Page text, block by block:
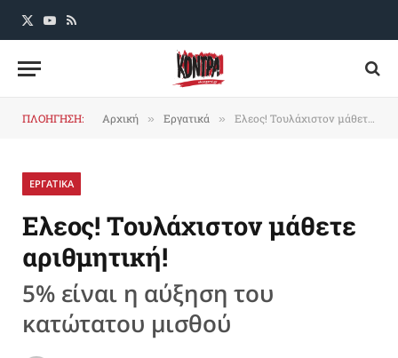
X
YouTube
RSS
ΠΛΟΗΓΗΣΗ: Αρχική » Εργατικά » Ελεος! Τουλάχιστον μάθετε αριθμητική!
ΕΡΓΑΤΙΚΑ
Ελεος! Τουλάχιστον μάθετε
αριθμητική!
5% είναι η αύξηση του
κατώτατου μισθού